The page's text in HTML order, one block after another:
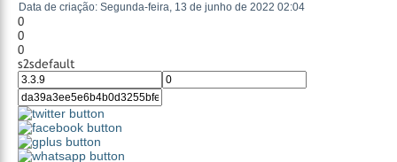
Data de criação: Segunda-feira, 13 de junho de 2022 02:04
0
0
0
s2sdefault